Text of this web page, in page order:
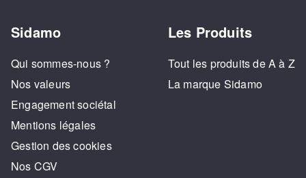
Sidamo
Qui sommes-nous ?
Nos valeurs
Engagement sociétal
Mentions légales
Gestion des cookies
Nos CGV
Les Produits
Tout les produits de A à Z
La marque Sidamo